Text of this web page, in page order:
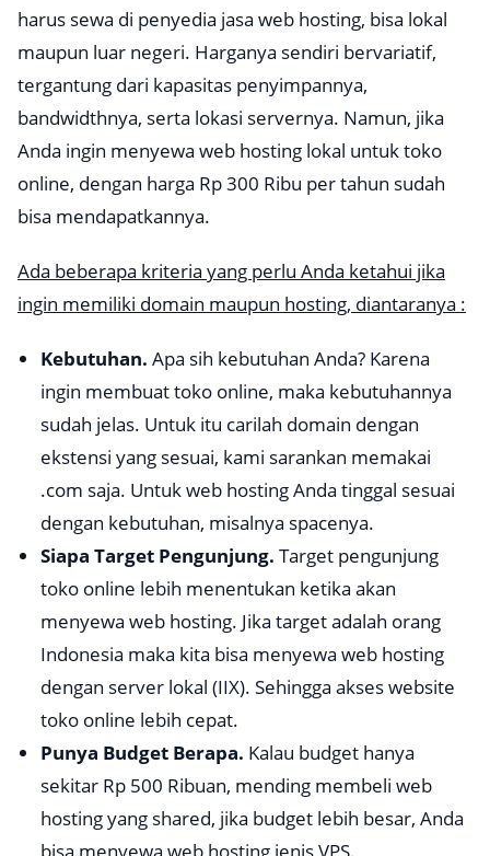
harus sewa di penyedia jasa web hosting, bisa lokal
maupun luar negeri. Harganya sendiri bervariatif,
tergantung dari kapasitas penyimpannya,
bandwidthnya, serta lokasi servernya. Namun, jika
Anda ingin menyewa web hosting lokal untuk toko
online, dengan harga Rp 300 Ribu per tahun sudah
bisa mendapatkannya.
Ada beberapa kriteria yang perlu Anda ketahui jika
ingin memiliki domain maupun hosting, diantaranya :
Kebutuhan. Apa sih kebutuhan Anda? Karena
ingin membuat toko online, maka kebutuhannya
sudah jelas. Untuk itu carilah domain dengan
ekstensi yang sesuai, kami sarankan memakai
.com saja. Untuk web hosting Anda tinggal sesuai
dengan kebutuhan, misalnya spacenya.
Siapa Target Pengunjung. Target pengunjung
toko online lebih menentukan ketika akan
menyewa web hosting. Jika target adalah orang
Indonesia maka kita bisa menyewa web hosting
dengan server lokal (IIX). Sehingga akses website
toko online lebih cepat.
Punya Budget Berapa. Kalau budget hanya
sekitar Rp 500 Ribuan, mending membeli web
hosting yang shared, jika budget lebih besar, Anda
bisa menyewa web hosting jenis VPS.